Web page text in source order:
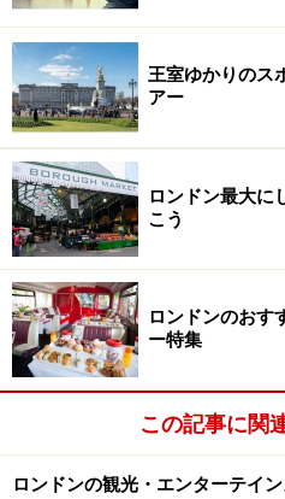
ーがあります。また閲覧室
レストランがあり、さらに上
リーです。
おもな展示室のレイアウトは
■地下（Lower Floor）
アフリカ
古代ギリシャ、ローマ
■1階（Ground Floor）
南北アメリカ大陸
古代ギリシャ、ローマ彫
王室ゆかりのス
アー
ロンドン最大に
こう
ロンドンのお
ー特集
この記事に関
ロンドンの観光・エンターテイン